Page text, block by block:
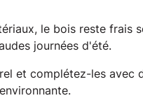
le bois reste frais
journées d'été.
et complétez-les avec